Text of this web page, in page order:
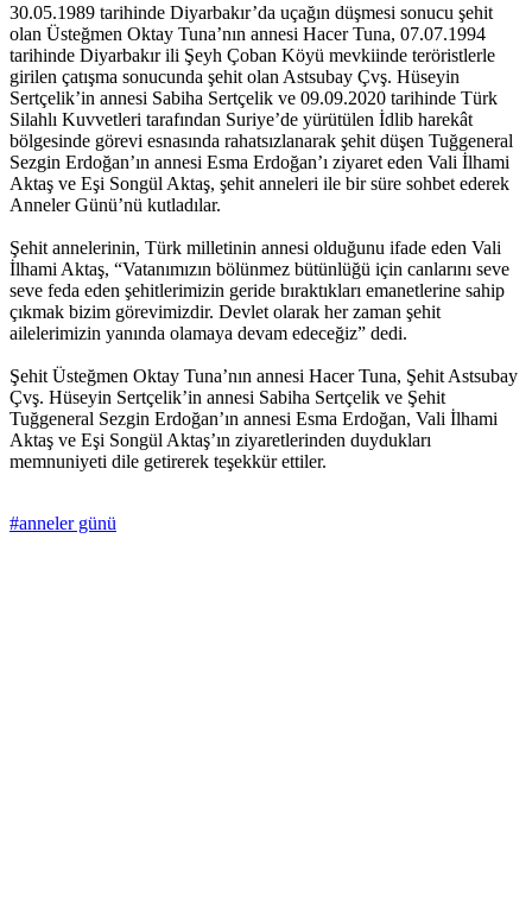
30.05.1989 tarihinde Diyarbakır’da uçağın düşmesi sonucu şehit
olan Üsteğmen Oktay Tuna’nın annesi Hacer Tuna, 07.07.1994
tarihinde Diyarbakır ili Şeyh Çoban Köyü mevkiinde teröristlerle
girilen çatışma sonucunda şehit olan Astsubay Çvş. Hüseyin
Sertçelik’in annesi Sabiha Sertçelik ve 09.09.2020 tarihinde Türk
Silahlı Kuvvetleri tarafından Suriye’de yürütülen İdlib harekât
bölgesinde görevi esnasında rahatsızlanarak şehit düşen Tuğgeneral
Sezgin Erdoğan’ın annesi Esma Erdoğan’ı ziyaret eden Vali İlhami
Aktaş ve Eşi Songül Aktaş, şehit anneleri ile bir süre sohbet ederek
Anneler Günü’nü kutladılar.
Şehit annelerinin, Türk milletinin annesi olduğunu ifade eden Vali
İlhami Aktaş, “Vatanımızın bölünmez bütünlüğü için canlarını seve
seve feda eden şehitlerimizin geride bıraktıkları emanetlerine sahip
çıkmak bizim görevimizdir. Devlet olarak her zaman şehit
ailelerimizin yanında olamaya devam edeceğiz” dedi.
Şehit Üsteğmen Oktay Tuna’nın annesi Hacer Tuna, Şehit Astsubay
Çvş. Hüseyin Sertçelik’in annesi Sabiha Sertçelik ve Şehit
Tuğgeneral Sezgin Erdoğan’ın annesi Esma Erdoğan, Vali İlhami
Aktaş ve Eşi Songül Aktaş’ın ziyaretlerinden duydukları
memnuniyeti dile getirerek teşekkür ettiler.
#anneler günü